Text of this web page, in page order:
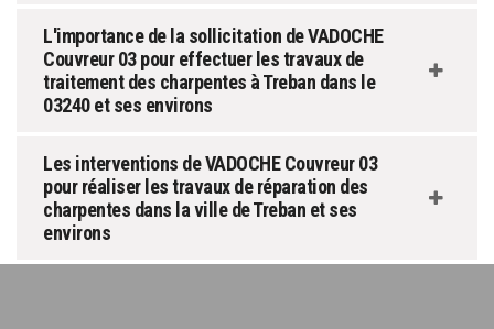
L'importance de la sollicitation de VADOCHE
Couvreur 03 pour effectuer les travaux de
traitement des charpentes à Treban dans le
03240 et ses environs
Les interventions de VADOCHE Couvreur 03
pour réaliser les travaux de réparation des
charpentes dans la ville de Treban et ses
environs